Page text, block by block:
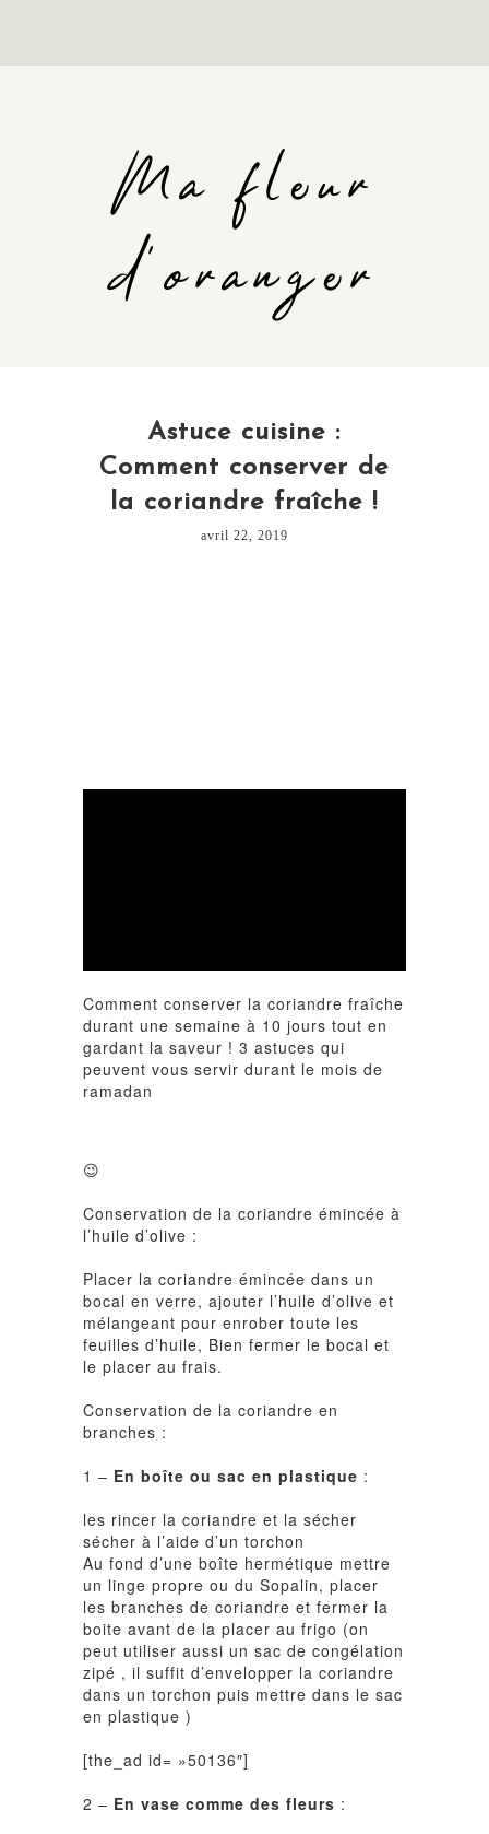
Ma fleur
d'oranger
Astuce cuisine :
Comment conserver de
la coriandre fraîche !
avril 22, 2019
Comment conserver la coriandre fraîche
durant une semaine à 10 jours tout en
gardant la saveur ! 3 astuces qui
peuvent vous servir durant le mois de
ramadan
😉
Conservation de la coriandre émincée à
l’huile d’olive :
Placer la coriandre émincée dans un
bocal en verre, ajouter l’huile d’olive et
mélangeant pour enrober toute les
feuilles d’huile, Bien fermer le bocal et
le placer au frais.
Conservation de la coriandre en
branches :
1 – En boîte ou sac en plastique :
les rincer la coriandre et la sécher
sécher à l’aide d’un torchon
Au fond d’une boîte hermétique mettre
un linge propre ou du Sopalin, placer
les branches de coriandre et fermer la
boite avant de la placer au frigo (on
peut utiliser aussi un sac de congélation
zipé , il suffit d’envelopper la coriandre
dans un torchon puis mettre dans le sac
en plastique )
[the_ad id= »50136″]
2 – En vase comme des fleurs :